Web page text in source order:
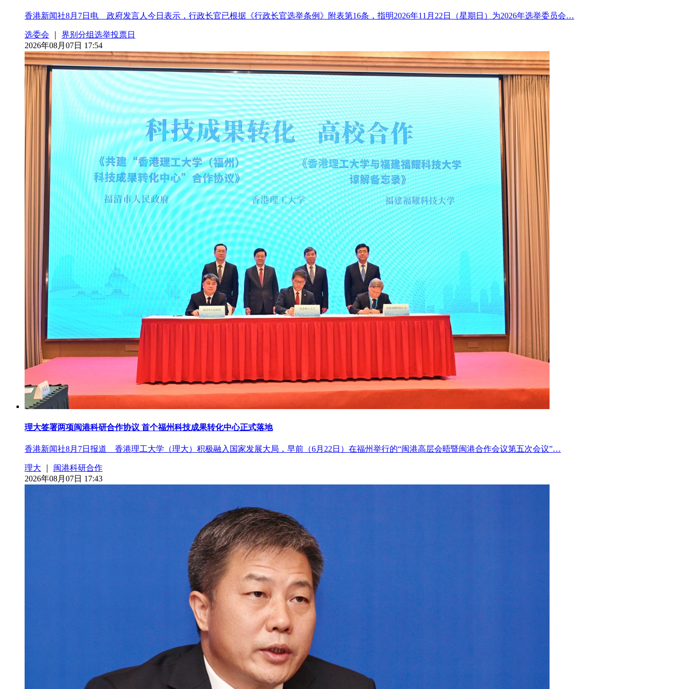
香港新闻社8月7日电 政府发言人今日表示，行政长官已根据《行政长官选举条例》附表第16条，指明2026年11月22日（星期日）为2026年选举委员会…
选委会
界别分组选举投票日
2026年08月07日 17:54
理大签署两项闽港科研合作协议 首个福州科技成果转化中心正式落地
香港新闻社8月7日报道 香港理工大学（理大）积极融入国家发展大局，早前（6月22日）在福州举行的“闽港高层会晤暨闽港合作会议第五次会议”…
理大
闽港科研合作
2026年08月07日 17:43